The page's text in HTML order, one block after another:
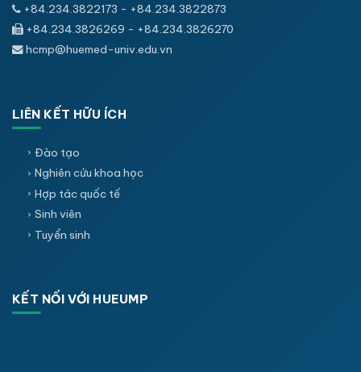
+84.234.3822173 - +84.234.3822873
+84.234.3826269 - +84.234.3826270
hcmp@huemed-univ.edu.vn
LIÊN KẾT HỮU ÍCH
Đào tạo
Nghiên cứu khoa học
Hợp tác quốc tế
Sinh viên
Tuyển sinh
KẾT NỐI VỚI HUEUMP